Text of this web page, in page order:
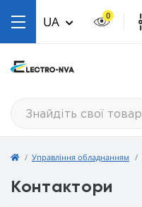
UA 0
Управління обладнанням
Контактори